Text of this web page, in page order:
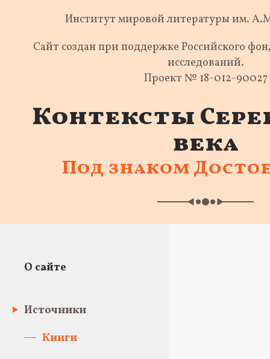
Институт мировой литературы им.
Сайт создан при поддержке Российского
исследований.
Проект № 18-012-90027
Контексты
века
Под знаком
О сайте
Источники
Книги